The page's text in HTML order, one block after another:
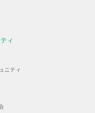
ィ
ニティ